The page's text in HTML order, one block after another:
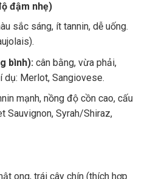
đậm nhẹ)
sắc sáng, ít tannin, dễ uống.
bình): cân bằng, vừa phải,
dụ: Merlot, Sangiovese.
mạnh, nồng độ cồn cao, cấu
Sauvignon, Syrah/Shiraz,
ong, trái cây chín (thích hợp